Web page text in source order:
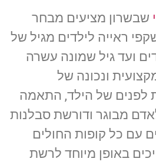
שבשרון מציעים מבחר
ראייה לילדים מגיל של
ועד גיל שמונה עשרה
ונכונה של
לפנים של הילד, התאמה
מבוגר ודורשת סבלנות
עם כל קופות החולים
באופן מיוחד לרשת